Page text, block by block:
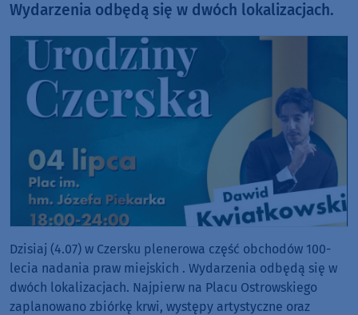
Wydarzenia odbędą się w dwóch lokalizacjach.
Dzisiaj (4.07) w Czersku plenerowa część obchodów 100-
lecia nadania praw miejskich . Wydarzenia odbędą się w
dwóch lokalizacjach. Najpierw na Placu Ostrowskiego
zaplanowano zbiórkę krwi, występy artystyczne oraz